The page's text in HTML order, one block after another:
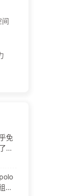
间
免
哪
——
织